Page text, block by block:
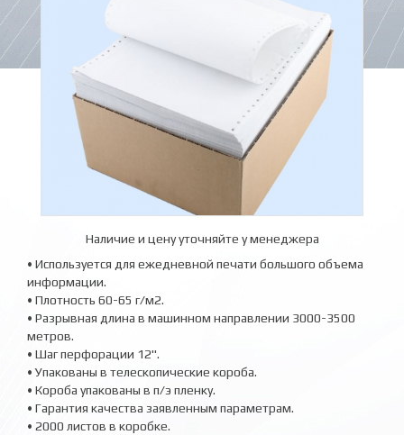
Наличие и цену уточняйте у менеджера
• Используется для ежедневной печати большого объема
информации.
• Плотность 60-65 г/м2.
• Разрывная длина в машинном направлении 3000-3500
метров.
• Шаг перфорации 12".
• Упакованы в телескопические короба.
• Короба упакованы в п/э пленку.
• Гарантия качества заявленным параметрам.
• 2000 листов в коробке.